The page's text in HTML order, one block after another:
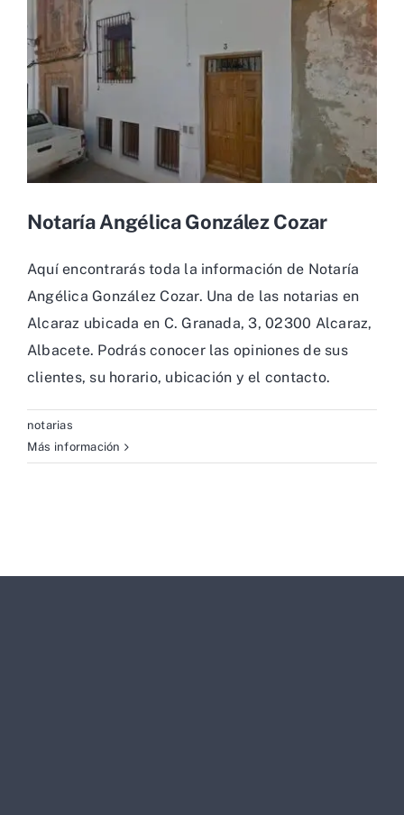
Notaría Angélica González Cozar
Aquí encontrarás toda la información de Notaría
Angélica González Cozar. Una de las notarias en
Alcaraz ubicada en C. Granada, 3, 02300 Alcaraz,
Albacete. Podrás conocer las opiniones de sus
clientes, su horario, ubicación y el contacto.
notarias
Más información